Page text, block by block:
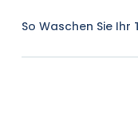
So Waschen Sie Ihr